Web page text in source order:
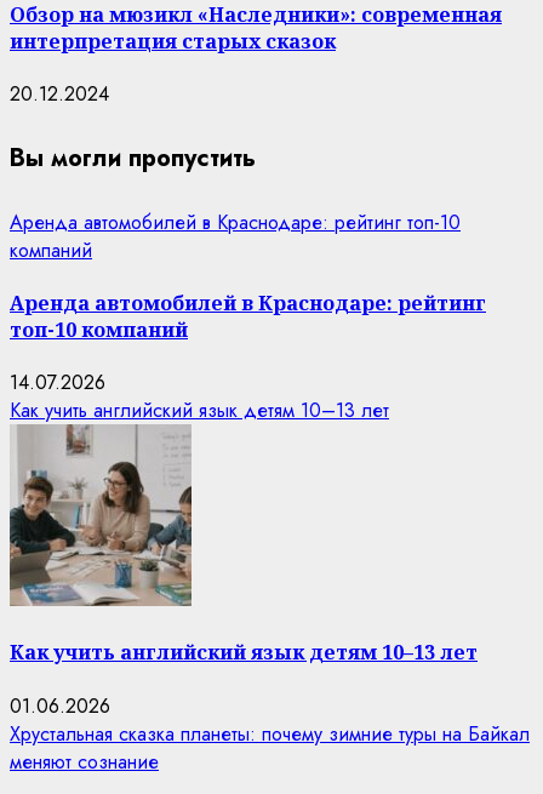
Обзор на мюзикл «Наследники»: современная
интерпретация старых сказок
20.12.2024
Вы могли пропустить
Аренда автомобилей в Краснодаре: рейтинг топ-10
компаний
Аренда автомобилей в Краснодаре: рейтинг
топ-10 компаний
14.07.2026
Как учить английский язык детям 10–13 лет
Как учить английский язык детям 10–13 лет
01.06.2026
Хрустальная сказка планеты: почему зимние туры на Байкал
меняют сознание